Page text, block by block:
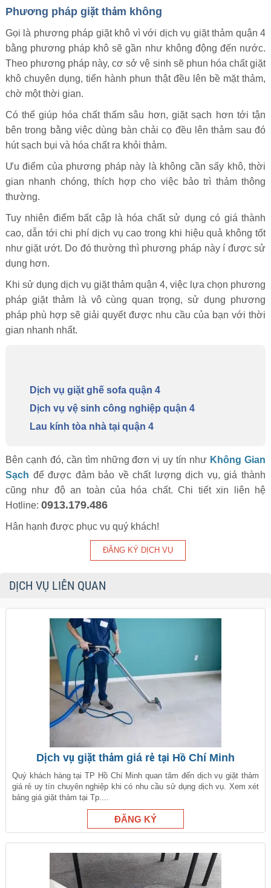
Phương pháp giặt thảm không
Gọi là phương pháp giặt khô vì với dịch vụ giặt thảm quận 4
bằng phương pháp khô sẽ gần như không động đến nước.
Theo phương pháp này, cơ sở vệ sinh sẽ phun hóa chất giặt
khô chuyên dụng, tiến hành phun thật đều lên bề mặt thảm,
chờ một thời gian.
Có thể giúp hóa chất thấm sâu hơn, giặt sạch hơn tới tận
bên trong bằng việc dùng bàn chải cọ đều lên thảm sau đó
hút sạch bụi và hóa chất ra khỏi thảm.
Ưu điểm của phương pháp này là không cần sấy khô, thời
gian nhanh chóng, thích hợp cho việc bảo trì thảm thông
thường.
Tuy nhiên điểm bất cập là hóa chất sử dụng có giá thành
cao, dẫn tới chi phí dịch vụ cao trong khi hiệu quả không tốt
như giặt ướt. Do đó thường thì phương pháp này í được sử
dụng hơn.
Khi sử dụng dịch vụ giặt thảm quận 4, việc lựa chọn phương
pháp giặt thảm là vô cùng quan trọng, sử dụng phương
pháp phù hợp sẽ giải quyết được nhu cầu của bạn với thời
gian nhanh nhất.
Dịch vụ giặt ghế sofa quận 4
Dịch vụ vệ sinh công nghiệp quận 4
Lau kính tòa nhà tại quận 4
Bên cạnh đó, cần tìm những đơn vị uy tín như Không Gian
Sạch để được đảm bảo về chất lượng dịch vụ, giá thành
cũng như độ an toàn của hóa chất. Chi tiết xin liên hệ
Hotline: 0913.179.486
Hân hạnh được phục vụ quý khách!
DỊCH VỤ LIÊN QUAN
Dịch vụ giặt thảm giá rẻ tại Hồ Chí Minh
Quý khách hàng tại TP Hồ Chí Minh quan tâm đến dịch vụ giặt thảm
giá rẻ uy tín chuyên nghiệp khi có nhu cầu sử dụng dịch vụ. Xem xét
bảng giá giặt thảm tại Tp....